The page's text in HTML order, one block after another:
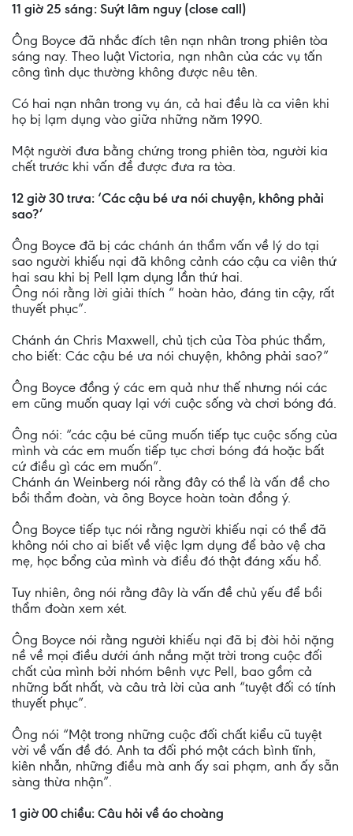
11 giờ 25 sáng: Suýt lâm nguy (close call)
Ông Boyce đã nhắc đích tên nạn nhân trong phiên tòa
sáng nay. Theo luật Victoria, nạn nhân của các vụ tấn
công tình dục thường không được nêu tên.
Có hai nạn nhân trong vụ án, cả hai đều là ca viên khi
họ bị lạm dụng vào giữa những năm 1990.
Một người đưa bằng chứng trong phiên tòa, người kia
chết trước khi vấn đề được đưa ra tòa.
12 giờ 30 trưa: ‘Các cậu bé ưa nói chuyện, không phải
sao?’
Ông Boyce đã bị các chánh án thẩm vấn về lý do tại
sao người khiếu nại đã không cảnh cáo cậu ca viên thứ
hai sau khi bị Pell lạm dụng lần thứ hai.
Ông nói rằng lời giải thích “ hoàn hảo, đáng tin cậy, rất
thuyết phục”.
Chánh án Chris Maxwell, chủ tịch của Tòa phúc thẩm,
cho biết: Các cậu bé ưa nói chuyện, không phải sao?”
Ông Boyce đồng ý các em quả như thế nhưng nói các
em cũng muốn quay lại với cuộc sống và chơi bóng đá.
Ông nói: “các cậu bé cũng muốn tiếp tục cuộc sống của
mình và các em muốn tiếp tục chơi bóng đá hoặc bất
cứ điều gì các em muốn”.
Chánh án Weinberg nói rằng đây có thể là vấn đề cho
bồi thẩm đoàn, và ông Boyce hoàn toàn đồng ý.
Ông Boyce tiếp tục nói rằng người khiếu nại có thể đã
không nói cho ai biết về việc lạm dụng để bảo vệ cha
mẹ, học bổng của mình và điều đó thật đáng xấu hổ.
Tuy nhiên, ông nói rằng đây là vấn đề chủ yếu để bồi
thẩm đoàn xem xét.
Ông Boyce nói rằng người khiếu nại đã bị đòi hỏi nặng
nề về mọi điều dưới ánh nắng mặt trời trong cuộc đối
chất của mình bởi nhóm bênh vực Pell, bao gồm cả
những bất nhất, và câu trả lời của anh “tuyệt đối có tính
thuyết phục”.
Ông nói “Một trong những cuộc đối chất kiểu cũ tuyệt
vời về vấn đề đó. Anh ta đối phó một cách bình tĩnh,
kiên nhẫn, những điều mà anh ấy sai phạm, anh ấy sẵn
sàng thừa nhận”.
1 giờ 00 chiều: Câu hỏi về áo choàng